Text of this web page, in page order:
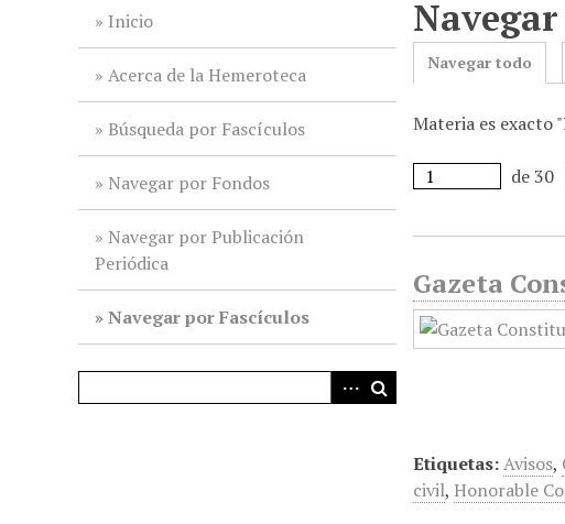
Inicio
Acerca de la Hemeroteca
Búsqueda por Fascículos
Navegar por Fondos
Navegar por Publicación
Periódica
Navegar por Fascículos
Navegar todo
Materia es exacto
de 30
Gazeta
Etiquetas:Avisos,
civil, Honorable